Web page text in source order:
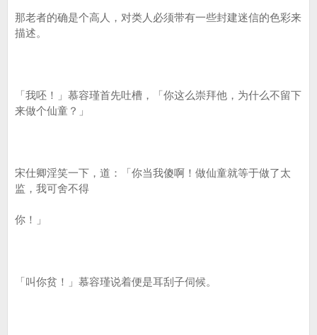
那老者的确是个高人，对类人必须带有一些封建迷信的色彩来
描述。
「我呸！」慕容瑾首先吐槽，「你这么崇拜他，为什么不留下
来做个仙童？」
宋仕卿淫笑一下，道：「你当我傻啊！做仙童就等于做了太
监，我可舍不得
你！」
「叫你贫！」慕容瑾说着便是耳刮子伺候。